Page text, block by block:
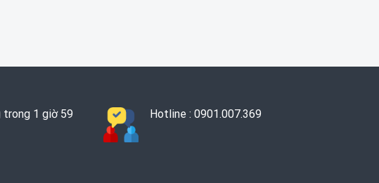
trong 1 giờ 59
Hotline : 0901.007.369